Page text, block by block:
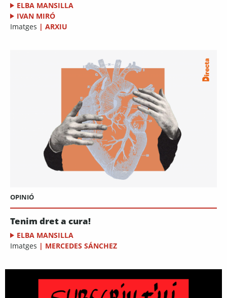
ELBA MANSILLA
IVAN MIRÓ
Imatges | ARXIU
OPINIÓ
Tenim dret a cura!
ELBA MANSILLA
Imatges | MERCEDES SÁNCHEZ